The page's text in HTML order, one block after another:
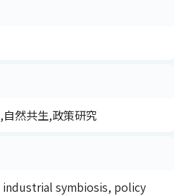
然共生,政策研究
symbiosis, policy